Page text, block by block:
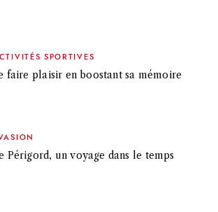
SPORTIVES
faire plaisir en boostant sa mémoire
Périgord, un voyage dans le temps